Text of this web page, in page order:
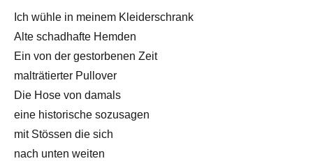
Ich wühle in meinem Kleiderschrank
Alte schadhafte Hemden
Ein von der gestorbenen Zeit
malträtierter Pullover
Die Hose von damals
eine historische sozusagen
mit Stössen die sich
nach unten weiten